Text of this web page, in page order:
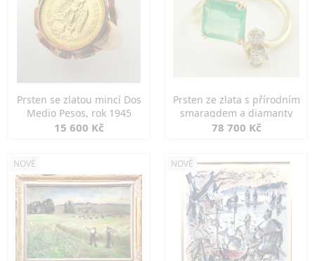
Prsten se zlatou mincí Dos
Medio Pesos, rok 1945
15 600 Kč
Prsten ze zlata s přírodním
smaragdem a diamanty
78 700 Kč
NOVÉ NOVÉ